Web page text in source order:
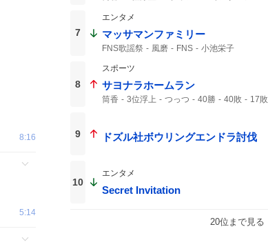
8:16
5:14
7
エンタメ
マッサマンファミリー
FNS歌謡祭 風磨 FNS 小池栄子
8
スポーツ
サヨナラホームラン
筒香 3位浮上 つっつ 40勝 40敗
17敗
9 ドズル社ボウリングエンドラ討伐
10
エンタメ
Secret Invitation
20位まで見る